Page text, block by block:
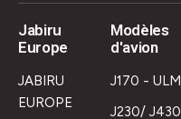
Jabiru
Europe
JABIRU
EUROPE
Modèles
d'avion
J170 - ULM
J230/ J430